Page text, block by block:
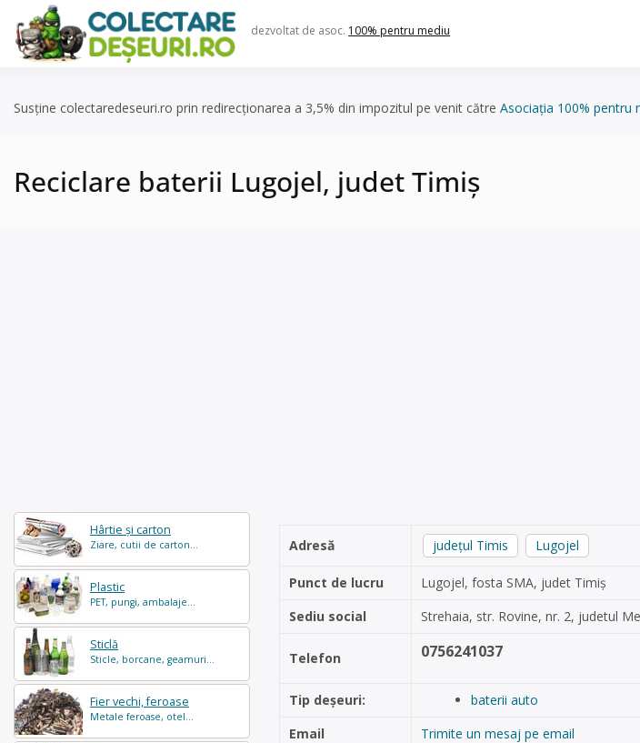
content
dezvoltat de asoc. 100% pentru mediu
Susține colectaredeseuri.ro prin redirecționarea a 3,5% din impozitul pe venit către Asociația 100% pentru
Reciclare baterii Lugojel, judet Timiș
Hârtie și carton
Ziare, cutii de carton...
Plastic
PET, pungi, ambalaje...
Sticlă
Sticle, borcane, geamuri...
Fier vechi, feroase
Metale feroase, otel...
Adresă județul Timis Lugojel
Punct de lucru
Lugojel, fosta SMA, judet Timiș
Sediu social
Strehaia, str. Rovine, nr. 2, judetul
Telefon 0756241037
Tip deșeuri:
baterii auto
Email
Trimite un mesaj pe email